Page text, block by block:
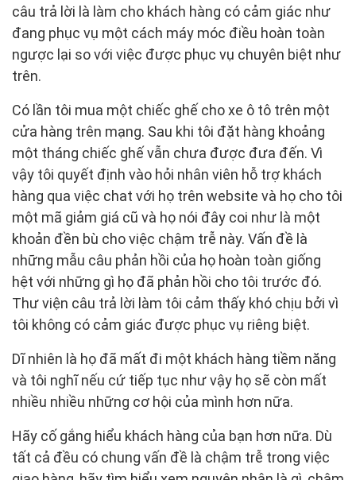
câu trả lời là làm cho khách hàng có cảm giác như
đang phục vụ một cách máy móc điều hoàn toàn
ngược lại so với việc được phục vụ chuyên biệt như
trên.
Có lần tôi mua một chiếc ghế cho xe ô tô trên một
cửa hàng trên mạng. Sau khi tôi đặt hàng khoảng
một tháng chiếc ghế vẫn chưa được đưa đến. Vì
vậy tôi quyết định vào hỏi nhân viên hỗ trợ khách
hàng qua việc chat với họ trên website và họ cho tôi
một mã giảm giá cũ và họ nói đây coi như là một
khoản đền bù cho việc chậm trễ này. Vấn đề là
những mẫu câu phản hồi của họ hoàn toàn giống
hệt với những gì họ đã phản hồi cho tôi trước đó.
Thư viện câu trả lời làm tôi cảm thấy khó chịu bởi vì
tôi không có cảm giác được phục vụ riêng biệt.
Dĩ nhiên là họ đã mất đi một khách hàng tiềm năng
và tôi nghĩ nếu cứ tiếp tục như vậy họ sẽ còn mất
nhiều nhiều những cơ hội của mình hơn nữa.
Hãy cố gắng hiểu khách hàng của bạn hơn nữa. Dù
tất cả đều có chung vấn đề là chậm trễ trong việc